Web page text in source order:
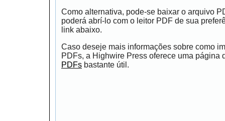
Como alternativa, pode-se baixar o arquivo
poderá abrí-lo com o leitor PDF de sua
link abaixo.
Caso deseje mais informações sobre como
PDFs, a Highwire Press oferece uma página
PDFs bastante útil.